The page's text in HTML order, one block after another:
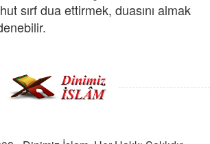
sırf dua ettirmek, duasını almak